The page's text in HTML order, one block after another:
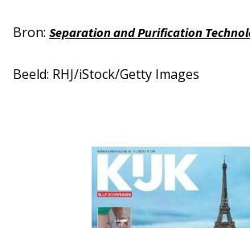
Bron: Separation and Purification
Beeld: RHJ/iStock/Getty Images